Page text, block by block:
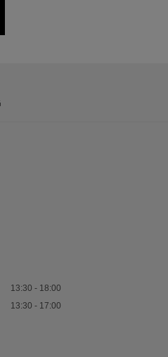
13:30 - 18:00
13:30 - 17:00